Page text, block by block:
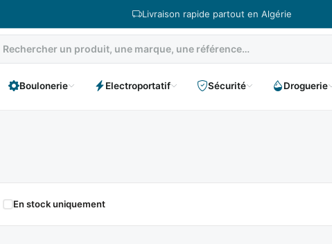
Livraison rapide partout en Algérie
Boulonerie Electroportatif Sécurité Droguerie
En stock uniquement